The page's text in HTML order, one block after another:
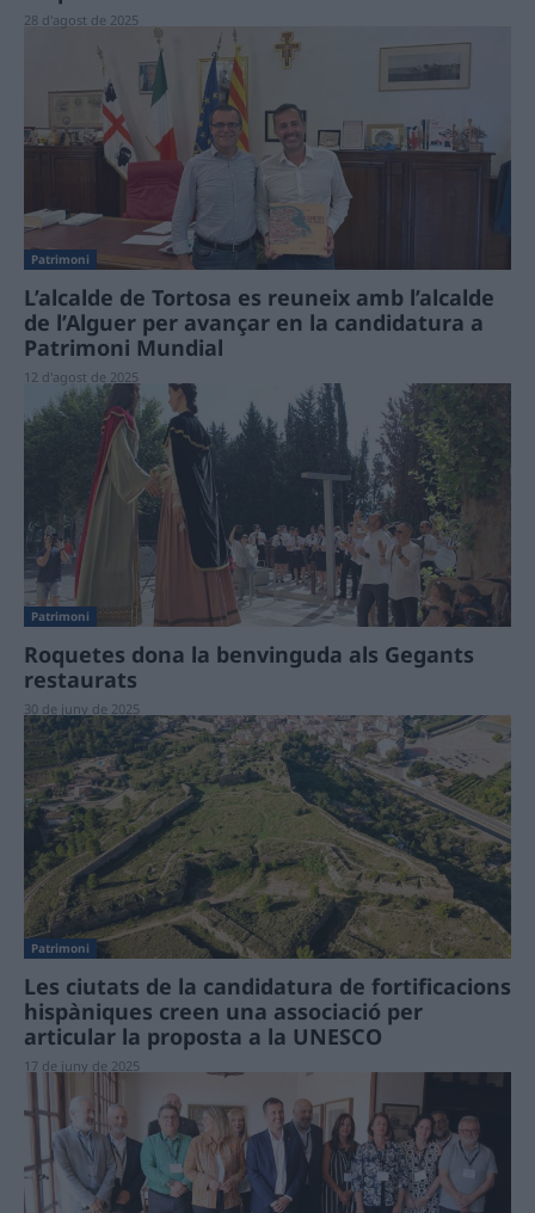
28 d'agost de 2025
Patrimoni
L’alcalde de Tortosa es reuneix amb l’alcalde
de l’Alguer per avançar en la candidatura a
Patrimoni Mundial
12 d'agost de 2025
Patrimoni
Roquetes dona la benvinguda als Gegants
restaurats
30 de juny de 2025
Patrimoni
Les ciutats de la candidatura de fortificacions
hispàniques creen una associació per
articular la proposta a la UNESCO
17 de juny de 2025